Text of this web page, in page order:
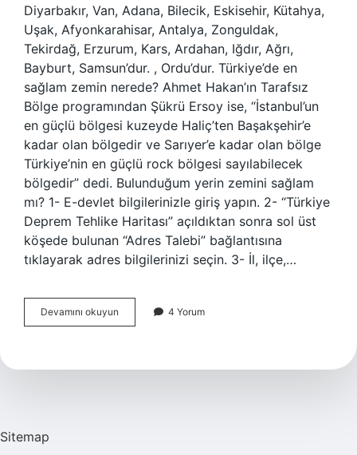
Diyarbakır, Van, Adana, Bilecik, Eskisehir, Kütahya,
Uşak, Afyonkarahisar, Antalya, Zonguldak,
Tekirdağ, Erzurum, Kars, Ardahan, Iğdır, Ağrı,
Bayburt, Samsun’dur. , Ordu’dur. Türkiye’de en
sağlam zemin nerede? Ahmet Hakan’ın Tarafsız
Bölge programından Şükrü Ersoy ise, “İstanbul’un
en güçlü bölgesi kuzeyde Haliç’ten Başakşehir’e
kadar olan bölgedir ve Sarıyer’e kadar olan bölge
Türkiye’nin en güçlü rock bölgesi sayılabilecek
bölgedir” dedi. Bulunduğum yerin zemini sağlam
mı? 1- E-devlet bilgilerinizle giriş yapın. 2- “Türkiye
Deprem Tehlike Haritası” açıldıktan sonra sol üst
köşede bulunan “Adres Talebi” bağlantısına
tıklayarak adres bilgilerinizi seçin. 3- İl, ilçe,…
Devamını okuyun Ardahan
Zemini
4 Yorum
Sitemap